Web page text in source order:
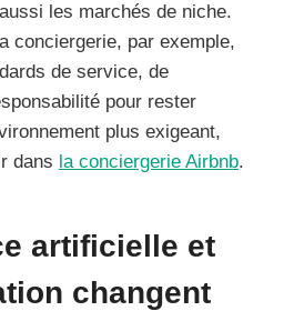
les marchés de niche.
conciergerie, par exemple,
de service, de
pour rester
plus exigeant,
dans la conciergerie Airbnb.
artificielle et
changent